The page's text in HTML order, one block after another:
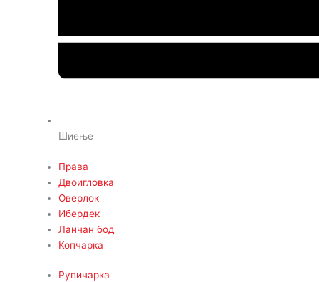
Шиење
Права
Двоигловка
Оверлок
Ибердек
Ланчан бод
Копчарка
Рупичарка